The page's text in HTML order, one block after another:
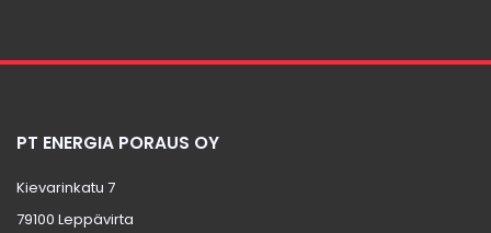
PT ENERGIA PORAUS OY
Kievarinkatu 7
79100 Leppävirta